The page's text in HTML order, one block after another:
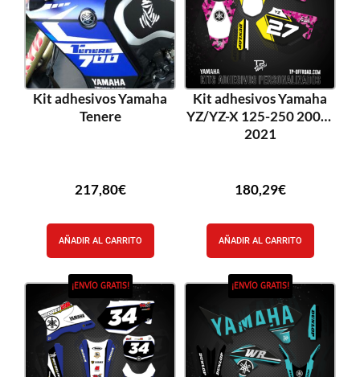
Kit adhesivos Yamaha
Tenere
217,80€
AÑADIR AL CARRITO
Kit adhesivos Yamaha
YZ/YZ-X 125-250 2002-
2021
180,29€
AÑADIR AL CARRITO
¡ENVÍO GRATIS! ¡ENVÍO GRATIS!